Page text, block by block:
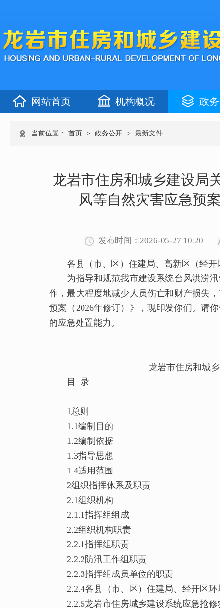
网站首页 机构概况 政
当前位置： 首页 > 政务公开 > 最新文件
龙岩市住房和城乡建设局
风等自然灾害应急预
发布时间：2026-05-27 10:20
各县（市、区）住建局、高新区（经开
为指导和规范我市建设系统台风洪涝汛
作，最大程度地减少人员伤亡和财产损失
预案（2026年修订）》，现印发你们。请
的应急处置能力。
龙岩市住房和城乡
目 录
1总则
1.1编制目的
1.2编制依据
1.3指导思想
1.4适用范围
2组织指挥体系及职责
2.1组织机构
2.1.1指挥组组成
2.2组织机构职责
2.2.1指挥组职责
2.2.2防汛工作组职责
2.2.3指挥组成员单位的职责
2.2.4各县（市、区）住建局、经开区环
2.2.5龙岩市住房城乡建设系统应急抢修